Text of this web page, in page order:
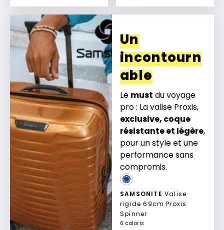
Ajouter à mon devis Ajouter à mon devis
Un
incontourn
able
Le must du voyage
pro : La valise Proxis,
exclusive, coque
résistante et légère,
pour un style et une
performance sans
compromis.
SAMSONITE Valise
rigide 69cm Proxis
Spinner
6 coloris